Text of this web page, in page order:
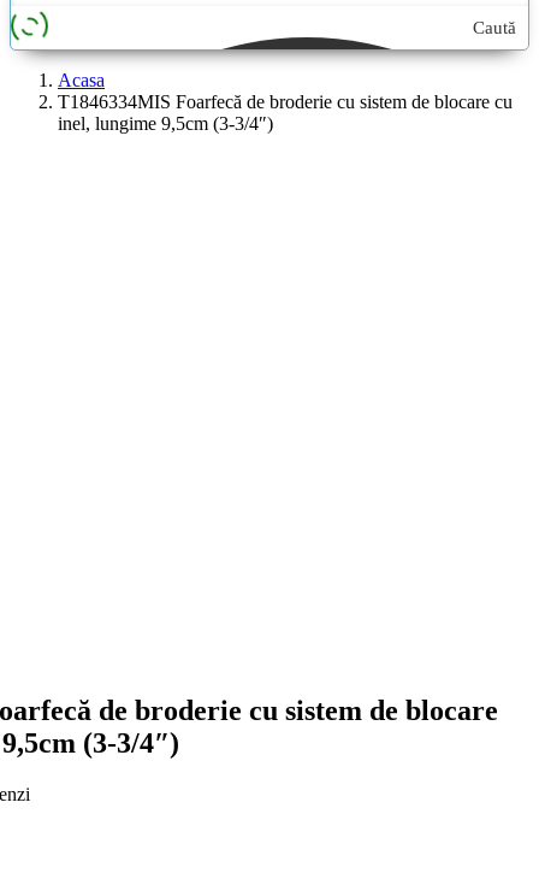
Caută
Acasa
T1846334MIS Foarfecă de broderie cu sistem de blocare cu
inel, lungime 9,5cm (3-3/4″)
de broderie cu sistem de blocare
(3-3/4″)